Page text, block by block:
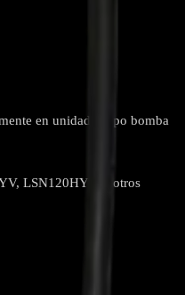
en unidades tipo bomba
LSN120HYV y otros